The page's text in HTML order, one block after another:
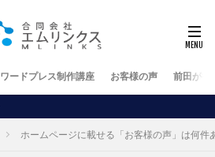
ワードプレス制作講座 お客様の声 前田が行
ホームページに載せる「お客様の声」は何件